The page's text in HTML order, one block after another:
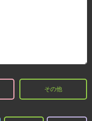
その他